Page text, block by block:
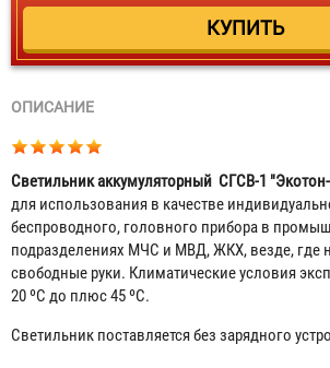
ОПИСАНИЕ
Светильник аккумуляторный СГСВ-1 "Экотон-
для использования в качестве
беспроводного, головного прибора в
подразделениях МЧС и МВД, ЖКХ, везде, где
свободные руки. Климатические условия
20 ºС до плюс 45 ºС.
Светильник поставляется без зарядного